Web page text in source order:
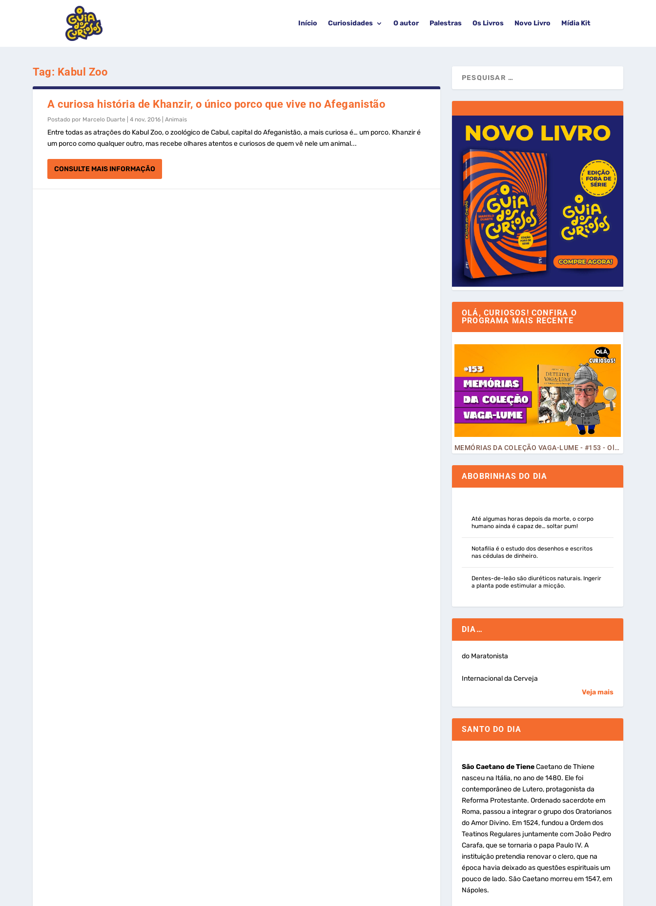
Início Curiosidades O autor Palestras Os Livros Novo Livro Mídia Kit
Tag: Kabul Zoo
A curiosa história de Khanzir, o único porco que vive no Afeganistão
Postado por Marcelo Duarte |4 nov, 2016 |Animais
Entre todas as atrações do Kabul Zoo, o zoológico de Cabul, capital do Afeganistão, a mais curiosa é… um porco. Khanzir é
um porco como qualquer outro, mas recebe olhares atentos e curiosos de quem vê nele um animal...
CONSULTE MAIS INFORMAÇÃO
OLÁ, CURIOSOS! CONFIRA O
PROGRAMA MAIS RECENTE
MEMÓRIAS DA COLEÇÃO VAGA-LUME - #153 - Olá, Curiosos! 2023
ABOBRINHAS DO DIA
Até algumas horas depois da morte, o corpo
humano ainda é capaz de… soltar pum!
Notafilia é o estudo dos desenhos e escritos
nas cédulas de dinheiro.
Dentes-de-leão são diuréticos naturais. Ingerir
a planta pode estimular a micção.
DIA…
do Maratonista
Internacional da Cerveja
Veja mais
SANTO DO DIA
São Caetano de TieneCaetano de Thiene
nasceu na Itália, no ano de 1480. Ele foi
contemporâneo de Lutero, protagonista da
Reforma Protestante. Ordenado sacerdote em
Roma, passou a integrar o grupo dos Oratorianos
do Amor Divino. Em 1524, fundou a Ordem dos
Teatinos Regulares juntamente com João Pedro
Carafa, que se tornaria o papa Paulo IV. A
instituição pretendia renovar o clero, que na
época havia deixado as questões espirituais um
pouco de lado. São Caetano morreu em 1547, em
Nápoles.